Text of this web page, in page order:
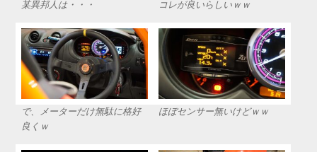
某異邦人は・・・ コレが良いらしいｗｗ
で、メーターだけ無駄に格好
良くｗ
ほぼセンサー無いけどｗｗ